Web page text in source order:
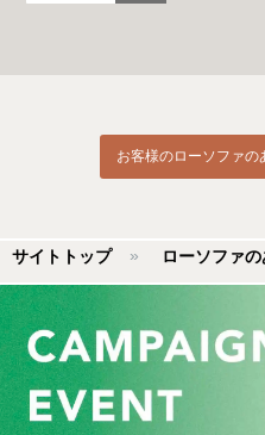
お客様のローソファの
サイトトップ ローソファ